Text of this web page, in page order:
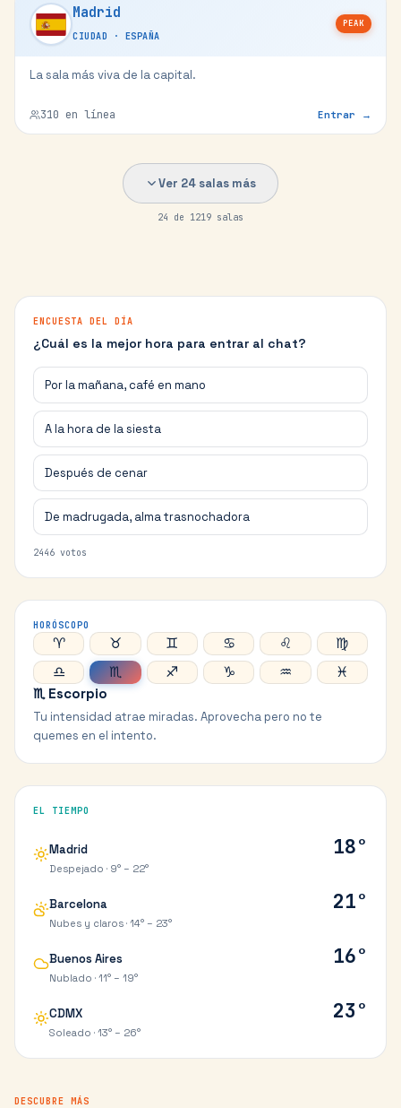
Madrid
CIUDAD · ESPAÑA
PEAK
La sala más viva de la capital.
310 en línea Entrar →
Ver 24 salas más
24 de 1219 salas
ENCUESTA DEL DÍA
¿Cuál es la mejor hora para entrar al chat?
Por la mañana, café en mano
A la hora de la siesta
Después de cenar
De madrugada, alma trasnochadora
2446 votos
HORÓSCOPO
♈ ♉ ♊ ♋ ♌
♍
♎
♏ ♐ ♑ ♒ ♓
♏ Escorpio
Tu intensidad atrae miradas. Aprovecha pero no te
quemes en el intento.
EL TIEMPO
Madrid 18°
Despejado · 9° – 22°
Barcelona 21°
Nubes y claros · 14° – 23°
Buenos Aires 16°
Nublado · 11° – 19°
CDMX 23°
Soleado · 13° – 26°
DESCUBRE MÁS